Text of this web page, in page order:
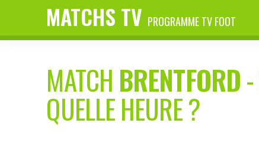
MATCHS TV PROGRAMME TV FOOT
MATCH BRENTFORD-
QUELLE HEURE ?